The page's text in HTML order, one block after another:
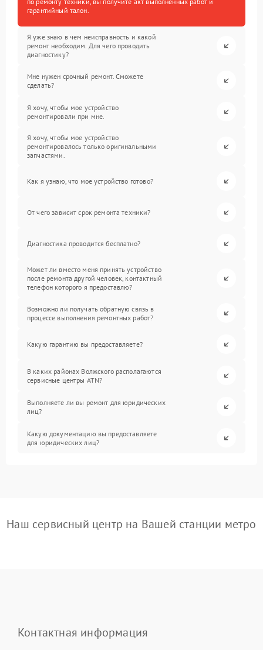
гарантийный талон.
Я уже знаю в чем неисправность и какой
ремонт необходим. Для чего проводить
диагностику?
Мне нужен срочный ремонт. Сможете
сделать?
Я хочу, чтобы мое устройство
ремонтировали при мне.
Я хочу, чтобы мое устройство
ремонтировалось только оригинальными
запчастями.
Как я узнаю, что мое устройство готово?
От чего зависит срок ремонта техники?
Диагностика проводится бесплатно?
Может ли вместо меня принять устройство
после ремонта другой человек, контактный
телефон которого я предоставлю?
Возможно ли получать обратную связь в
процессе выполнения ремонтных работ?
Какую гарантию вы предоставляете?
В каких районах Волжского располагаются
сервисные центры ATN?
Выполняете ли вы ремонт для юридических
лиц?
Какую документацию вы предоставляете
для юридических лиц?
Наш сервисный центр на Вашей станции метро
Контактная информация